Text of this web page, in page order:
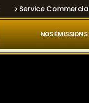
Service
NOS ÉMISSIONS